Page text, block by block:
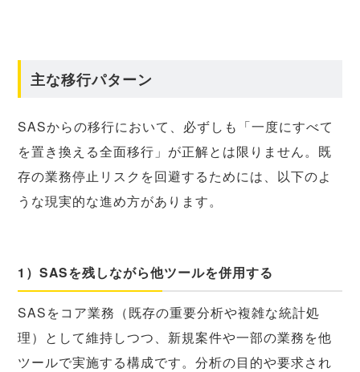
主な移行パターン
SASからの移行において、必ずしも「一度にすべて
を置き換える全面移行」が正解とは限りません。既
存の業務停止リスクを回避するためには、以下のよ
うな現実的な進め方があります。
1）SASを残しながら他ツールを併用する
SASをコア業務（既存の重要分析や複雑な統計処
理）として維持しつつ、新規案件や一部の業務を他
ツールで実施する構成です。分析の目的や要求され